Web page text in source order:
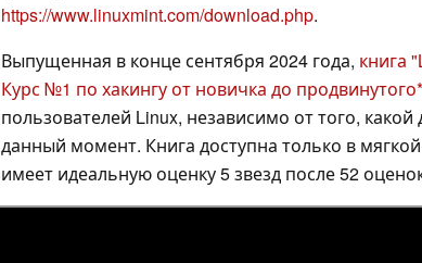
https://www.linuxmint.com/download.php.
Выпущенная в конце сентября 2024 года, книга
Курс №1 по хакингу от новичка до продвинутого
пользователей Linux, независимо от того,
данный момент. Книга доступна только в
имеет идеальную оценку 5 звезд после 52